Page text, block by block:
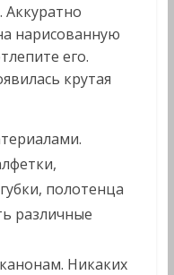
Аккуратно
нарисованную
его.
крутая
полотенца
различные
Никаких